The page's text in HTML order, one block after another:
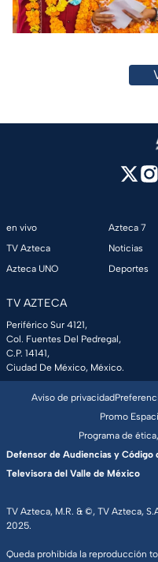
en vivo
TV Azteca
Azteca UNO
Azteca 7
Noticias
Deportes
TV AZTECA
Periférico Sur 4121,
Col. Fuentes Del Pedregal,
C.P. 14141,
Ciudad De México, México.
TV Azteca, M.R. & ©, TV Azteca,
2025.
Queda prohibida la reproducción
Aviso de privacidad
Promo
Programa de
Defensor de Audiencias y Código
Televisora del Valle de México